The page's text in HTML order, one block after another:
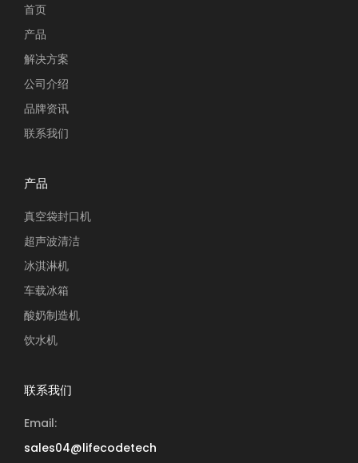
首页
产品
解决方案
公司介绍
品牌资讯
联系我们
产品
真空袋封口机
超声波清洁
冰淇淋机
车载冰箱
酸奶制造机
饮水机
联系我们
Email:
sales04@lifecodetech